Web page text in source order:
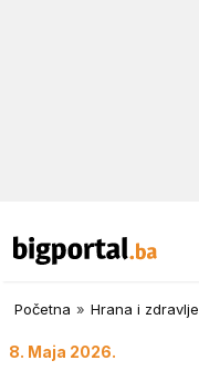
Početna » Hrana i zdravlje
8. Maja 2026.